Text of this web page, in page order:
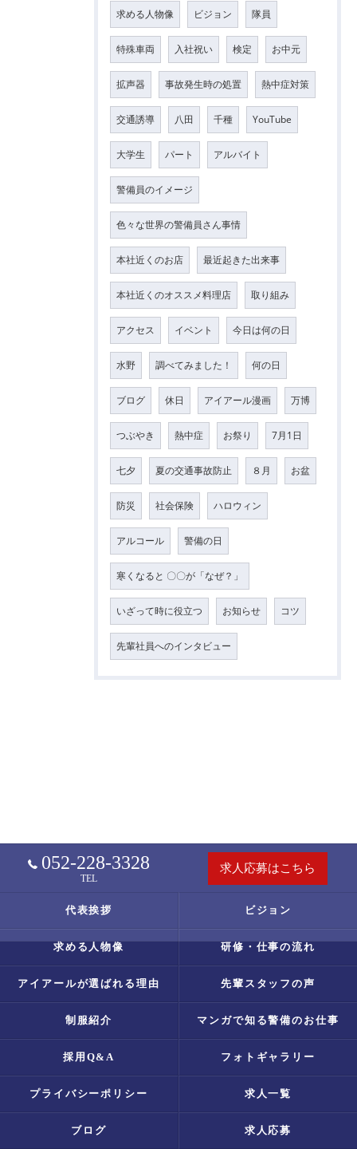
求める人物像 ビジョン 隊員
特殊車両 入社祝い 検定 お中元
拡声器 事故発生時の処置 熱中症対策
交通誘導 八田 千種 YouTube
大学生 パート アルバイト
警備員のイメージ
色々な世界の警備員さん事情
本社近くのお店 最近起きた出来事
本社近くのオススメ料理店 取り組み
アクセス イベント 今日は何の日
水野 調べてみました！ 何の日
ブログ 休日 アイアール漫画 万博
つぶやき 熱中症 お祭り 7月1日
七夕 夏の交通事故防止 ８月 お盆
防災 社会保険 ハロウィン
アルコール 警備の日
寒くなると 〇〇が「なぜ？」
いざって時に役立つ お知らせ コツ
先輩社員へのインタビュー
052-228-3328
TEL
求人応募はこちら
代表挨拶 ビジョン
求める人物像 研修・仕事の流れ
アイアールが選ばれる理由 先輩スタッフの声
制服紹介 マンガで知る警備のお仕事
採用Q&A フォトギャラリー
プライバシーポリシー 求人一覧
ブログ 求人応募